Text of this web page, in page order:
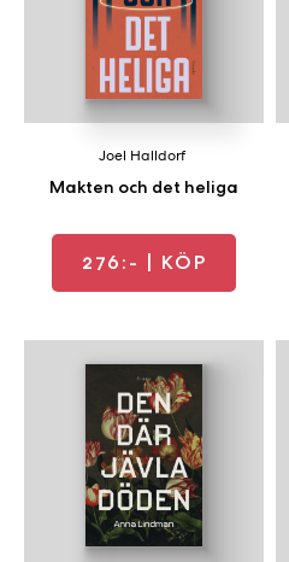
Makten och det heliga
Joel Halldorf
276:- | KÖP